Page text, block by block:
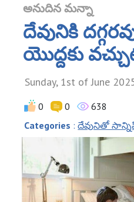
అనుదిన మన్నా
దేవునికి
యొద్దకు
Sunday, 1st of June
0 0
638
Categories :దేవునితో